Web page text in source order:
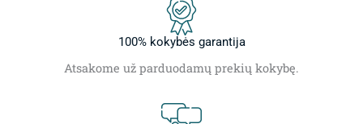
100% kokybės garantija
Atsakome už parduodamų prekių kokybę.